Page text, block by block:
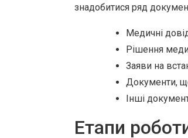
знадобитися ряд
Медичні
Рішення
Заяви на
Документи,
Інші
Етапи